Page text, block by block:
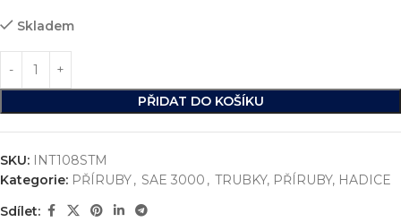
Skladem
PŘIDAT DO KOŠÍKU
SKU:
INT108STM
Kategorie: PŘÍRUBY, SAE 3000 , TRUBKY, PŘÍRUBY, HADICE
Sdílet: